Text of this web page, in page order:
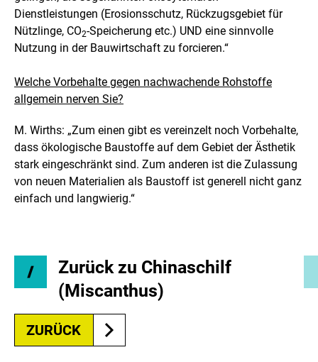
Dienstleistungen (Erosionsschutz, Rückzugsgebiet für
Nützlinge, CO2-Speicherung etc.) UND eine sinnvolle
Nutzung in der Bauwirtschaft zu forcieren.“
Welche Vorbehalte gegen nachwachende Rohstoffe
allgemein nerven Sie?
M. Wirths: „Zum einen gibt es vereinzelt noch Vorbehalte,
dass ökologische Baustoffe auf dem Gebiet der Ästhetik
stark eingeschränkt sind. Zum anderen ist die Zulassung
von neuen Materialien als Baustoff ist generell nicht ganz
einfach und langwierig.“
Zurück zu Chinaschilf
(Miscanthus)
ZURÜCK